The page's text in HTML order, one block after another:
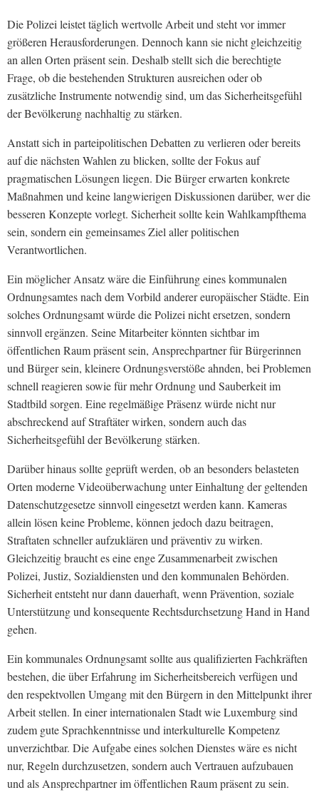
Die Polizei leistet täglich wertvolle Arbeit und steht vor immer
größeren Herausforderungen. Dennoch kann sie nicht gleichzeitig
an allen Orten präsent sein. Deshalb stellt sich die berechtigte
Frage, ob die bestehenden Strukturen ausreichen oder ob
zusätzliche Instrumente notwendig sind, um das Sicherheitsgefühl
der Bevölkerung nachhaltig zu stärken.
Anstatt sich in parteipolitischen Debatten zu verlieren oder bereits
auf die nächsten Wahlen zu blicken, sollte der Fokus auf
pragmatischen Lösungen liegen. Die Bürger erwarten konkrete
Maßnahmen und keine langwierigen Diskussionen darüber, wer die
besseren Konzepte vorlegt. Sicherheit sollte kein Wahlkampfthema
sein, sondern ein gemeinsames Ziel aller politischen
Verantwortlichen.
Ein möglicher Ansatz wäre die Einführung eines kommunalen
Ordnungsamtes nach dem Vorbild anderer europäischer Städte. Ein
solches Ordnungsamt würde die Polizei nicht ersetzen, sondern
sinnvoll ergänzen. Seine Mitarbeiter könnten sichtbar im
öffentlichen Raum präsent sein, Ansprechpartner für Bürgerinnen
und Bürger sein, kleinere Ordnungsverstöße ahnden, bei Problemen
schnell reagieren sowie für mehr Ordnung und Sauberkeit im
Stadtbild sorgen. Eine regelmäßige Präsenz würde nicht nur
abschreckend auf Straftäter wirken, sondern auch das
Sicherheitsgefühl der Bevölkerung stärken.
Darüber hinaus sollte geprüft werden, ob an besonders belasteten
Orten moderne Videoüberwachung unter Einhaltung der geltenden
Datenschutzgesetze sinnvoll eingesetzt werden kann. Kameras
allein lösen keine Probleme, können jedoch dazu beitragen,
Straftaten schneller aufzuklären und präventiv zu wirken.
Gleichzeitig braucht es eine enge Zusammenarbeit zwischen
Polizei, Justiz, Sozialdiensten und den kommunalen Behörden.
Sicherheit entsteht nur dann dauerhaft, wenn Prävention, soziale
Unterstützung und konsequente Rechtsdurchsetzung Hand in Hand
gehen.
Ein kommunales Ordnungsamt sollte aus qualifizierten Fachkräften
bestehen, die über Erfahrung im Sicherheitsbereich verfügen und
den respektvollen Umgang mit den Bürgern in den Mittelpunkt ihrer
Arbeit stellen. In einer internationalen Stadt wie Luxemburg sind
zudem gute Sprachkenntnisse und interkulturelle Kompetenz
unverzichtbar. Die Aufgabe eines solchen Dienstes wäre es nicht
nur, Regeln durchzusetzen, sondern auch Vertrauen aufzubauen
und als Ansprechpartner im öffentlichen Raum präsent zu sein.